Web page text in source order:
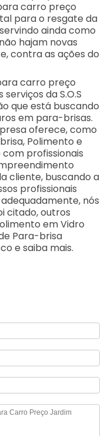
carro preço
para o resgate da
ainda como
hajam novas
contra as ações do
carro preço
da S.O.S
que está buscando
em para-brisas.
oferece, como
Polimento e
profissionais
cliente, buscando a
profissionais
nós
citado, outros
em Vidro
Para-brisa
e saiba mais.